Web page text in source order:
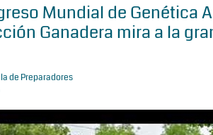
Mundial de Genética
Ganadera mira a la
de Preparadores